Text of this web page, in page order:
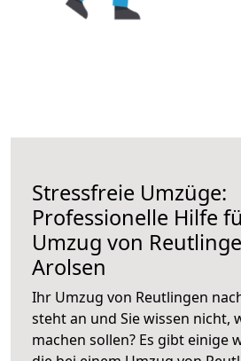
Stressfreie Umzüge:
Professionelle Hilfe
Umzug von
Arolsen
Ihr Umzug von Reutlingen
steht an und Sie wissen nicht,
machen sollen? Es gibt einige